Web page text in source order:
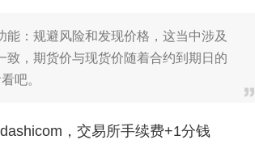
：规避风险和发现价格，这当中涉及
，期货价与现货价随着合约到期日的
吧。
，交易所手续费+1分钱